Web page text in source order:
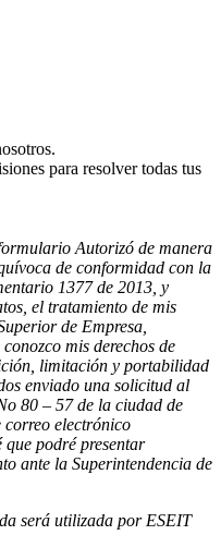
para resolver todas tus
Autorizó de manera
de conformidad con la
1377 de 2013, y
el tratamiento de mis
de Empresa,
mis derechos de
limitación y portabilidad
enviado una solicitud al
80 – 57 de la ciudad de
electrónico
que podré presentar
ante la Superintendencia de
será utilizada por ESEIT